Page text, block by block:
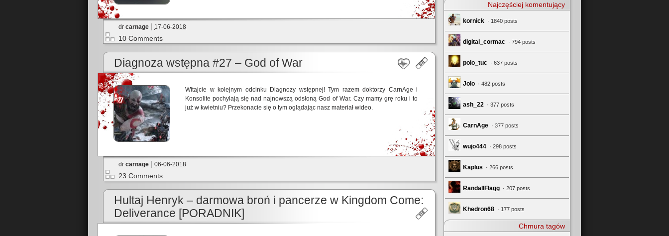
dr carnage 17-06-2018
10 Comments
Diagnoza wstępna #27 – God of War
Witajcie w kolejnym odcinku Diagnozy wstępnej! Tym razem doktorzy CarnAge i
Konsolite pochylają się nad najnowszą odsłoną God of War. Czy mamy grę roku i to
już w kwietniu? Przekonacie się o tym oglądając nasz materiał wideo.
dr carnage 06-06-2018
23 Comments
Hultaj Henryk – darmowa broń i pancerze w Kingdom Come:
Deliverance [PORADNIK]
Najczęściej komentujący
kornick · 1840 posts
digital_cormac · 794 posts
polo_tuc · 637 posts
Jolo · 482 posts
ash_22 · 377 posts
CarnAge · 377 posts
wujo444 · 298 posts
Kaplus · 266 posts
RandallFlagg · 207 posts
Khedron68 · 177 posts
Chmura tagów